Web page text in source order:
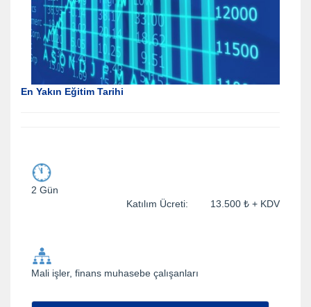
En Yakın Eğitim Tarihi
2 Gün
Katılım Ücreti: 13.500 ₺ + KDV
Mali işler, finans muhasebe çalışanları